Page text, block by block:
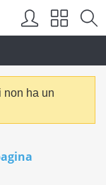
non ha un